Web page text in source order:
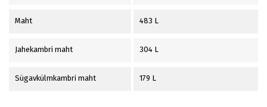
Maht 483 L
Jahekambri maht 304 L
Sügavkülmkambri maht 179 L